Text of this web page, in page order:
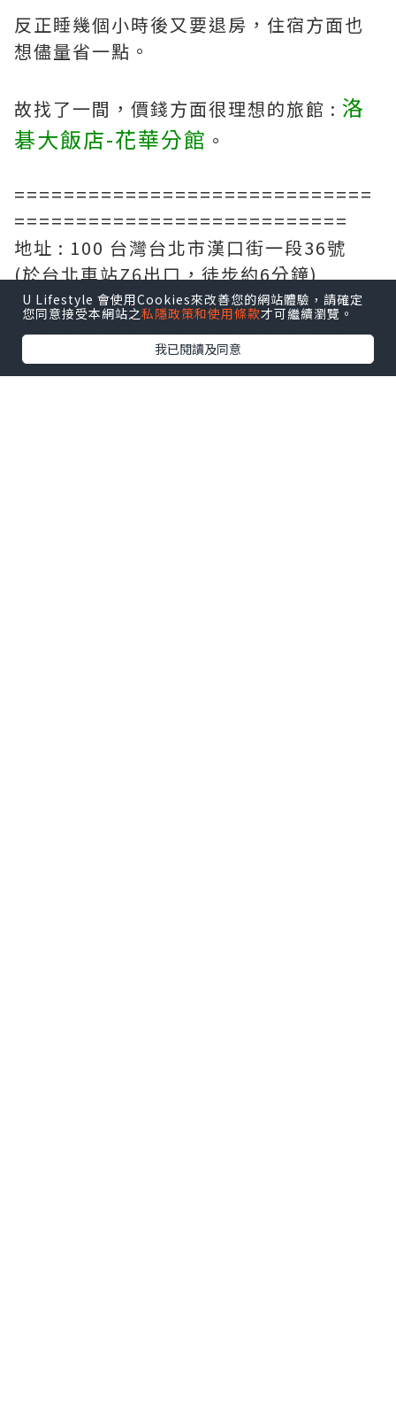
反正睡幾個小時後又要退房，住宿方面也
想儘量省一點。
故找了一間，價錢方面很理想的旅館 : 洛
碁大飯店-花華分館 。
=============================
===========================
地址 : 100 台灣台北市漢口街一段36號
(於台北車站Z6出口，徒步約6分鐘)
=============================
===========================
U Lifestyle 會使用Cookies來改善您的網站體驗，請確定
您同意接受本網站之私隱政策和使用條款才可繼續瀏覽。
我已閱讀及同意